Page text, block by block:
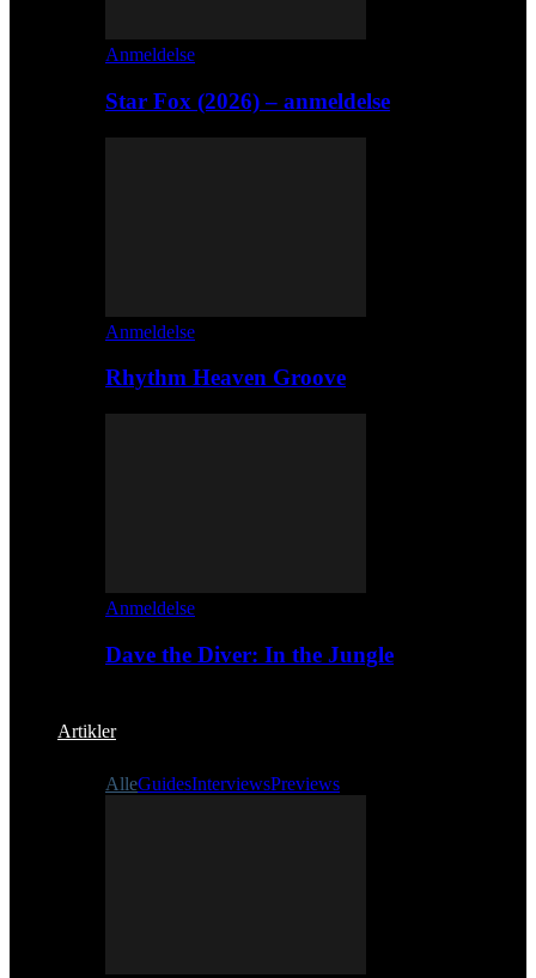
Anmeldelse
Star Fox (2026) – anmeldelse
Anmeldelse
Rhythm Heaven Groove
Anmeldelse
Dave the Diver: In the Jungle
Artikler
AlleGuidesInterviewsPreviews